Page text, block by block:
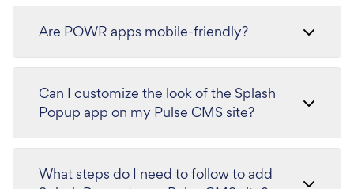
Are POWR apps mobile-friendly?
Can I customize the look of the Splash
Popup app on my Pulse CMS site?
What steps do I need to follow to add